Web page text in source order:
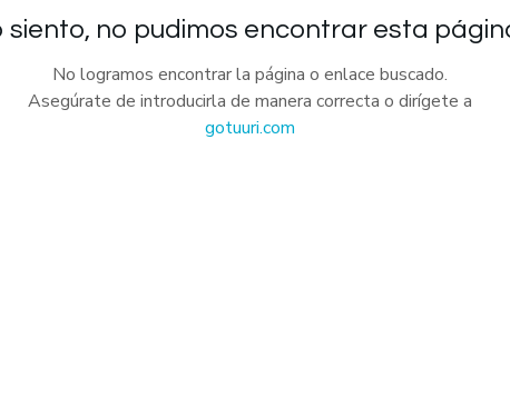
siento, no pudimos encontrar esta
No logramos encontrar la página o enlace buscado.
Asegúrate de introducirla de manera correcta o dirígete a
gotuuri.com